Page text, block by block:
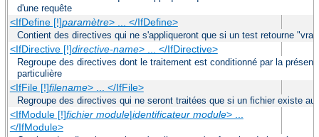
d'une requête
<IfDefine [!]paramètre> ... </IfDefine>
Contient des directives qui ne s'appliqueront que si un test retourne
<IfDirective [!]directive-name> ... </IfDirective>
Regroupe des directives dont le traitement est conditionné par la
particulière
<IfFile [!]filename> ... </IfFile>
Regroupe des directives qui ne seront traitées que si un fichier existe au
<IfModule [!]fichier module|identificateur module> ...
</IfModule>